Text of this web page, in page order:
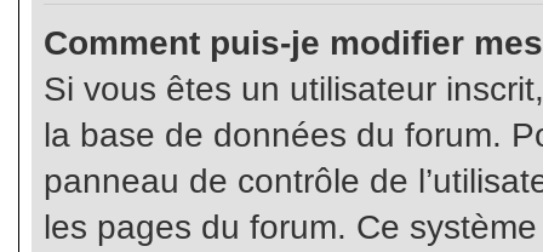
Comment puis-je modifier
Si vous êtes un utilisateur
la base de données du forum.
panneau de contrôle de
les pages du forum. Ce